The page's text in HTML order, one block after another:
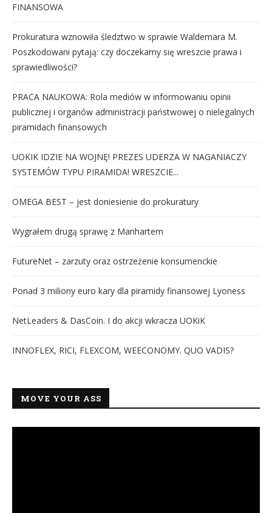
FINANSOWA
Prokuratura wznowiła śledztwo w sprawie Waldemara M.
Poszkodowani pytają: czy doczekamy się wreszcie prawa i
sprawiedliwości?
PRACA NAUKOWA: Rola mediów w informowaniu opinii
publicznej i organów administracji państwowej o nielegalnych
piramidach finansowych
UOKIK IDZIE NA WOJNĘ! PREZES UDERZA W NAGANIACZY
SYSTEMÓW TYPU PIRAMIDA! WRESZCIE...
OMEGA BEST – jest doniesienie do prokuratury
Wygrałem drugą sprawę z Manhartem
FutureNet – zarzuty oraz ostrzeżenie konsumenckie
Ponad 3 miliony euro kary dla piramidy finansowej Lyoness
NetLeaders & DasCoin. I do akcji wkracza UOKiK
INNOFLEX, RICI, FLEXCOM, WEECONOMY. QUO VADIS?
MOVE YOUR ASS